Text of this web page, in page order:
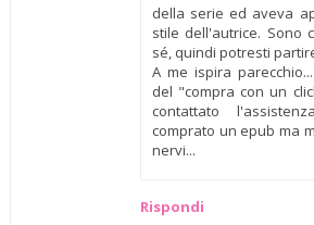
della serie ed aveva
stile dell'autrice. Sono
sé, quindi potresti
A me ispira
del "compra con un
contattato
comprato un epub ma
nervi...
Rispondi